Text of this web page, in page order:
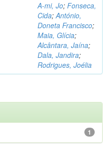
A-mi, Jo; Fonseca,
Cida;António,
Doneta Francisco;
Maia, Glícia;
Alcântara, Jaína;
Dala, Jandira;
Rodrigues, Joélia
1